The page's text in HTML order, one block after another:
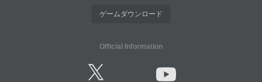
ゲームダウンロード
Official Information